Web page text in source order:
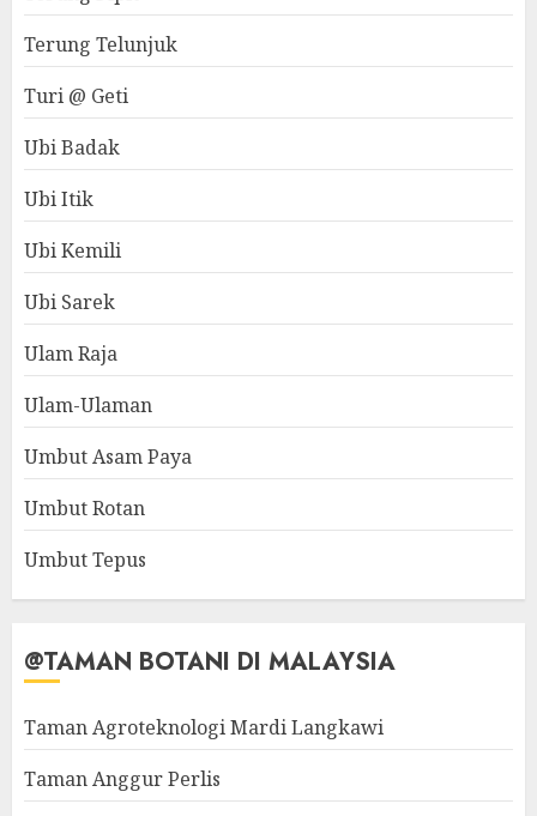
Terung Telunjuk
Turi @ Geti
Ubi Badak
Ubi Itik
Ubi Kemili
Ubi Sarek
Ulam Raja
Ulam-Ulaman
Umbut Asam Paya
Umbut Rotan
Umbut Tepus
@TAMAN BOTANI DI MALAYSIA
Taman Agroteknologi Mardi Langkawi
Taman Anggur Perlis